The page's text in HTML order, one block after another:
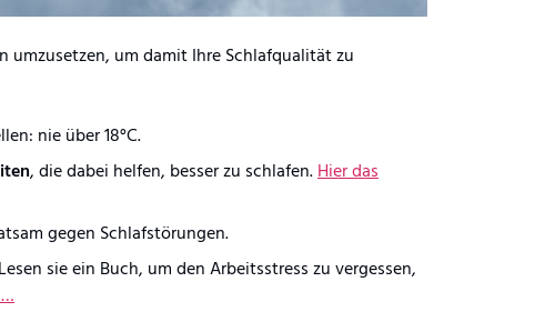
umzusetzen, um damit Ihre Schlafqualität zu
nie über 18°C.
, die dabei helfen, besser zu schlafen.Hier das
gegen Schlafstörungen.
sie ein Buch, um den Arbeitsstress zu vergessen,